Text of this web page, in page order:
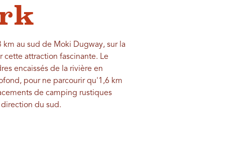
km au sud de Moki Dugway, sur la
cette attraction fascinante. Le
encaissés de la rivière en
pour ne parcourir qu'1,6 km
de camping rustiques
direction du sud.